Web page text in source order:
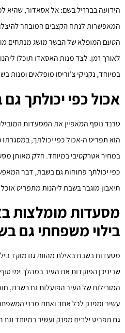
הידועה בברזיל בשם: אל אסאדור, שהיא
המאפשרות לנתח הקצבים המובחר
הטעם המופלא של הבשר מושג מנתחים
לאורך זמן. לצד מנות האסאדו תוכלו
במיוחד, נקניקי צ'וריסו מופלאים ומנות
אכול כפי יכולתך
טרנד נוסף המאפיין את המסעדות
הוא תפריט ה-אכול כפי יכולתך,
במחיר אטרקטיבי במיוחד. חלק מאותן
כפי יכולתך פתוחות גם בשבת, דבר
תיאבון מוגבר בשבת ליהנות מתפריט
מסעדות מומלצות
בילוי משפחתי גם
מסעדות בשבת באילת מהוות גם מוקד
שביניכן הפוקדות את העיר במהלך ימי
המובילות של העיר הפועלות גם בשבת,
עשיר ומפנק לכל אחד ואחת מבני
גם תפריט ילדים מפנק ועשיר במיוחד וגם